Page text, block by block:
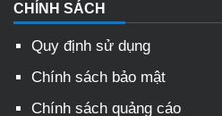
CHÍNH SÁCH
Quy định sử dụng
Chính sách bảo mật
Chính sách quảng cáo